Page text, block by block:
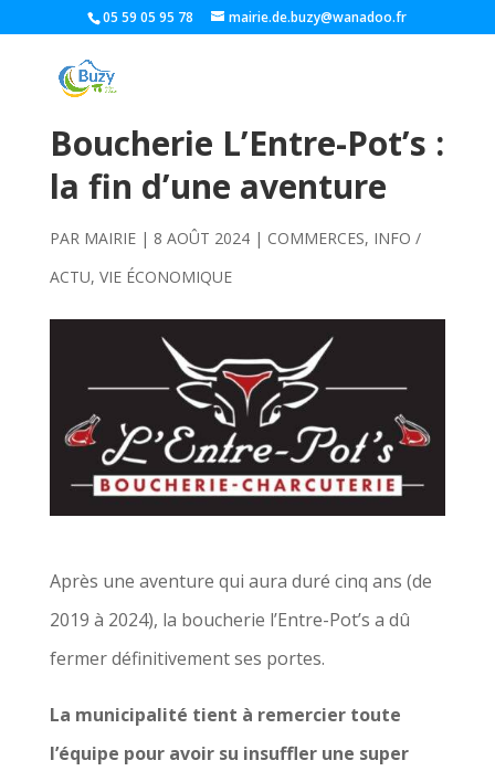
05 59 05 95 78 mairie.de.buzy@wanadoo.fr
Boucherie L’Entre-Pot’s :
la fin d’une aventure
PAR MAIRIE| 8 AOÛT 2024| COMMERCES, INFO /
ACTU, VIE ÉCONOMIQUE
Après une aventure qui aura duré cinq ans (de
2019 à 2024), la boucherie l’Entre-Pot’s a dû
fermer définitivement ses portes.
La municipalité tient à remercier toute
l’équipe pour avoir su insuffler une super